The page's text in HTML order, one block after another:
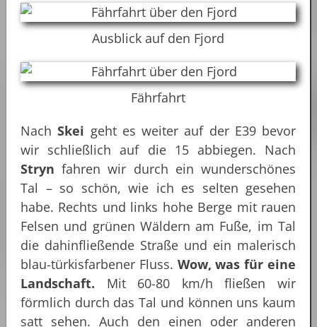
Ausblick auf den Fjord
Fährfahrt
NachSkei geht es weiter auf der E39 bevor
wir schließlich auf die 15 abbiegen. Nach
Stryn fahren wir durch ein wunderschönes
Tal – so schön, wie ich es selten gesehen
habe. Rechts und links hohe Berge mit rauen
Felsen und grünen Wäldern am Fuße, im Tal
die dahinfließende Straße und ein malerisch
blau-türkisfarbener Fluss. Wow, was für eine
Landschaft. Mit 60-80 km/h fließen wir
förmlich durch das Tal und können uns kaum
satt sehen. Auch den einen oder anderen